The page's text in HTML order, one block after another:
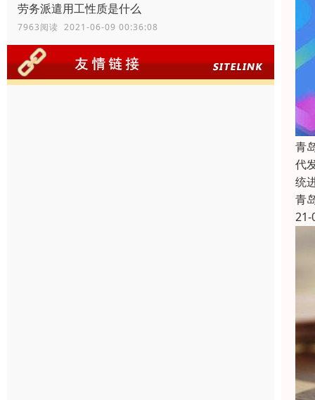
劳务派遣用工性质是什么
7963阅读 2021-06-09 00:36:08
青
代
统
青
21-